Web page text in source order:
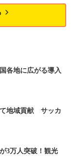
各地に広がる導入
て地域貢献 サッカ
3万人突破！観光